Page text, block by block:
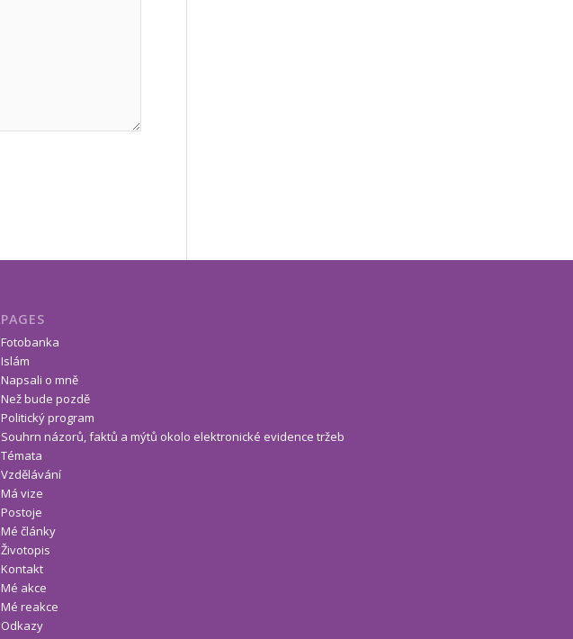
PAGES
Fotobanka
Islám
Napsali o mně
Než bude pozdě
Politický program
Souhrn názorů, faktů a mýtů okolo elektronické evidence tržeb
Témata
Vzdělávání
Má vize
Postoje
Mé články
Životopis
Kontakt
Mé akce
Mé reakce
Odkazy